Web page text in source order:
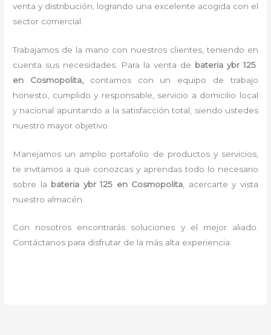
venta y distribución, logrando una excelente acogida con el
sector comercial.
Trabajamos de la mano con nuestros clientes, teniendo en
cuenta sus necesidades. Para la venta de bateria ybr 125
en Cosmopolita, contamos con un equipo de trabajo
honesto, cumplido y responsable, servicio a domicilio local
y nacional apuntando a la satisfacción total, siendo ustedes
nuestro mayor objetivo.
Manejamos un amplio portafolio de productos y servicios,
te invitamos a que conozcas y aprendas todo lo necesario
sobre la bateria ybr 125 en Cosmopolita , acercarte y vista
nuestro almacén.
Con nosotros encontrarás soluciones y el mejor aliado.
Contáctanos para disfrutar de la más alta experiencia.